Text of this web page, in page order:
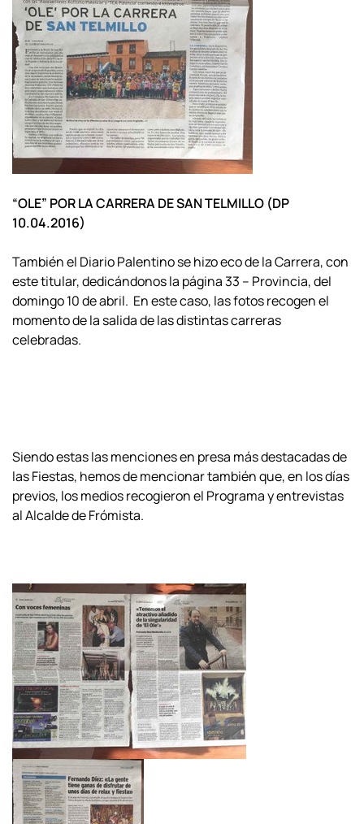
“OLE” POR LA CARRERA DE SAN TELMILLO (DP
10.04.2016)
También el Diario Palentino se hizo eco de la Carrera, con
este titular, dedicándonos la página 33 – Provincia, del
domingo 10 de abril. En este caso, las fotos recogen el
momento de la salida de las distintas carreras
celebradas.
Siendo estas las menciones en presa más destacadas de
las Fiestas, hemos de mencionar también que, en los días
previos, los medios recogieron el Programa y entrevistas
al Alcalde de Frómista.